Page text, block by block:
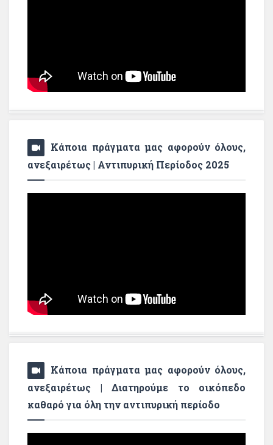
Κάποια πράγματα μας αφορούν όλους,
ανεξαιρέτως | Αντιπυρική Περίοδος 2025
Κάποια πράγματα μας αφορούν όλους,
ανεξαιρέτως | Διατηρούμε το οικόπεδο
καθαρό για όλη την αντιπυρική περίοδο